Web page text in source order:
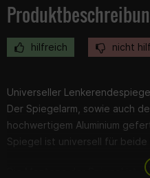
hilfreich nicht
Universeller
Der Spiegelarm, sowie auch
hochwertigem Aluminium
Spiegel ist universell für
Die Montage der Spiegel ist